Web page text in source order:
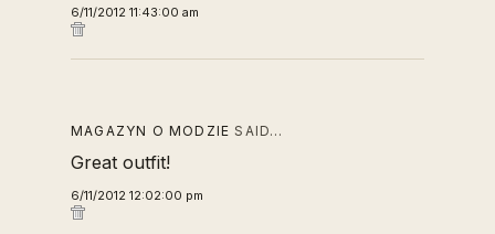
6/11/2012 11:43:00 am
MAGAZYN O MODZIE SAID…
Great outfit!
6/11/2012 12:02:00 pm